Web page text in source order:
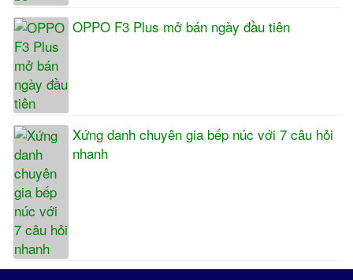
OPPO F3 Plus mở bán ngày đầu tiên
Xứng danh chuyên gia bếp núc với 7 câu hỏi
nhanh